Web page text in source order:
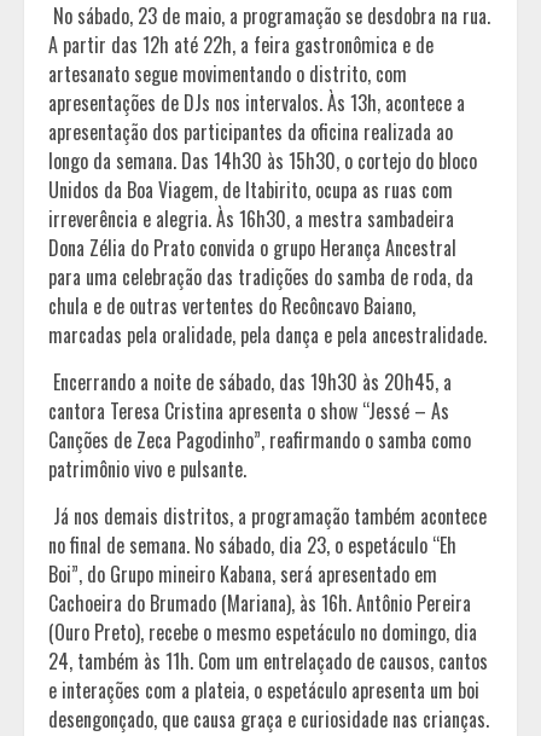
No sábado, 23 de maio, a programação se desdobra na rua.
A partir das 12h até 22h, a feira gastronômica e de
artesanato segue movimentando o distrito, com
apresentações de DJs nos intervalos. Às 13h, acontece a
apresentação dos participantes da oficina realizada ao
longo da semana. Das 14h30 às 15h30, o cortejo do bloco
Unidos da Boa Viagem, de Itabirito, ocupa as ruas com
irreverência e alegria. Às 16h30, a mestra sambadeira
Dona Zélia do Prato convida o grupo Herança Ancestral
para uma celebração das tradições do samba de roda, da
chula e de outras vertentes do Recôncavo Baiano,
marcadas pela oralidade, pela dança e pela ancestralidade.
Encerrando a noite de sábado, das 19h30 às 20h45, a
cantora Teresa Cristina apresenta o show “Jessé – As
Canções de Zeca Pagodinho”, reafirmando o samba como
patrimônio vivo e pulsante.
Já nos demais distritos, a programação também acontece
no final de semana. No sábado, dia 23, o espetáculo “Eh
Boi”, do Grupo mineiro Kabana, será apresentado em
Cachoeira do Brumado (Mariana), às 16h. Antônio Pereira
(Ouro Preto), recebe o mesmo espetáculo no domingo, dia
24, também às 11h. Com um entrelaçado de causos, cantos
e interações com a plateia, o espetáculo apresenta um boi
desengonçado, que causa graça e curiosidade nas crianças.